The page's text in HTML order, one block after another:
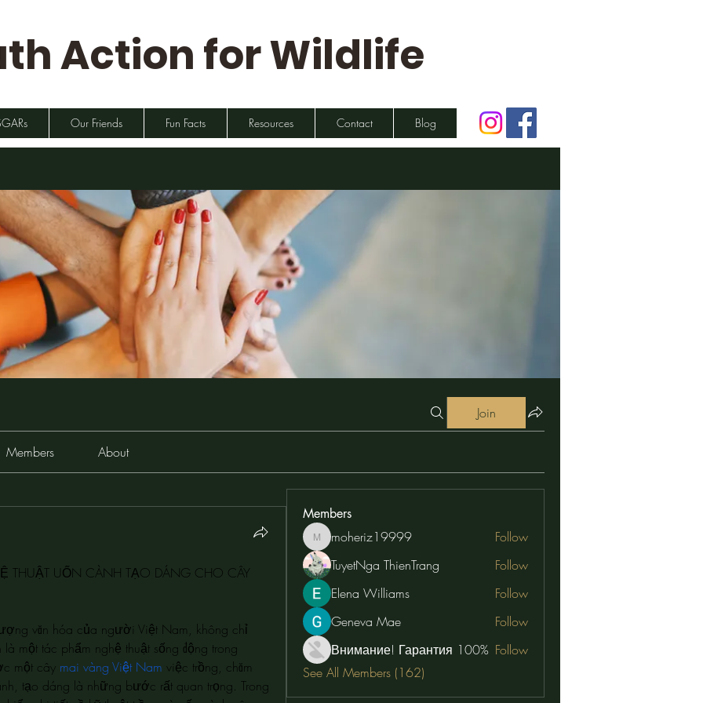
Action for Wildlife
Our Friends Fun Facts Resources Contact Blog
Join
Members About
THUẬT UỐN CÀNH TẠO DÁNG CHO CÂY
văn hóa của người Việt Nam, không chỉ
một tác phẩm nghệ thuật sống động trong
một cây mai vàng Việt Nam việc trồng, chăm
tạo dáng là những bước rất quan trọng. Trong
Members
moheriz19999
moheriz19999
Follow
TuyetNga ThienTrang
Follow
Elena Williams
Follow
Geneva Mae
Follow
Внимание! Гарантия 100% Follow
See All Members (162)